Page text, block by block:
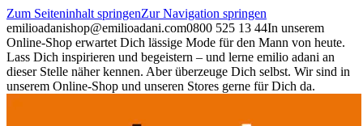
Zum Seiteninhalt springenZur Navigation springen
emilioadanishop@emilioadani.com0800 525 13 44In unserem
Online-Shop erwartet Dich lässige Mode für den Mann von heute.
Lass Dich inspirieren und begeistern – und lerne emilio adani an
dieser Stelle näher kennen. Aber überzeuge Dich selbst. Wir sind in
unserem Online-Shop und unseren Stores gerne für Dich da.